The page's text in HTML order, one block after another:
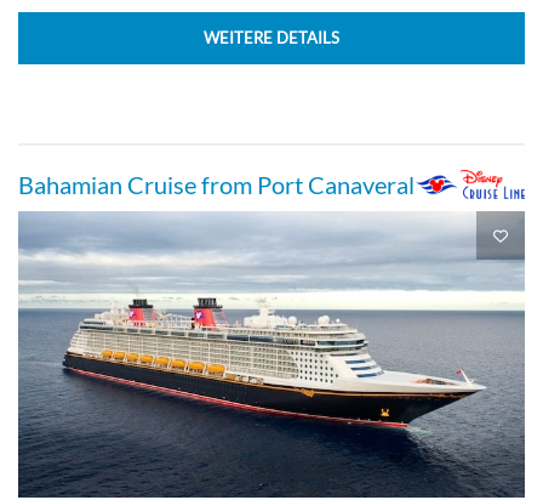
WEITERE DETAILS
Bahamian Cruise from Port Canaveral